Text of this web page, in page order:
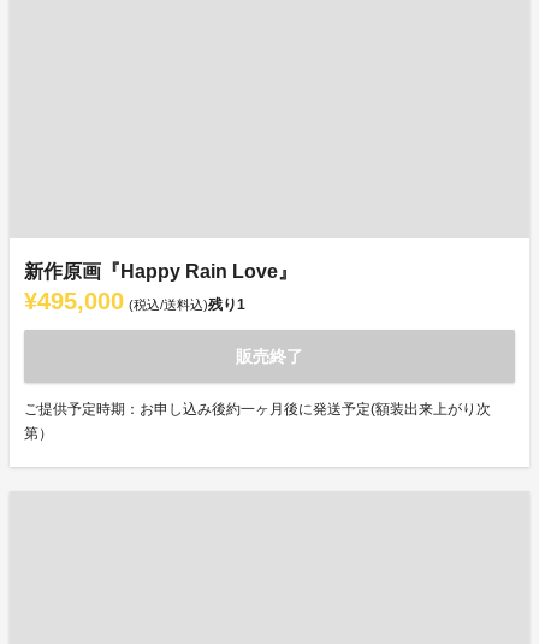
新作原画『Happy Rain Love』
¥495,000 (税込/送料込)残り1
販売終了
ご提供予定時期：お申し込み後約一ヶ月後に発送予定(額装出来上がり次
第）